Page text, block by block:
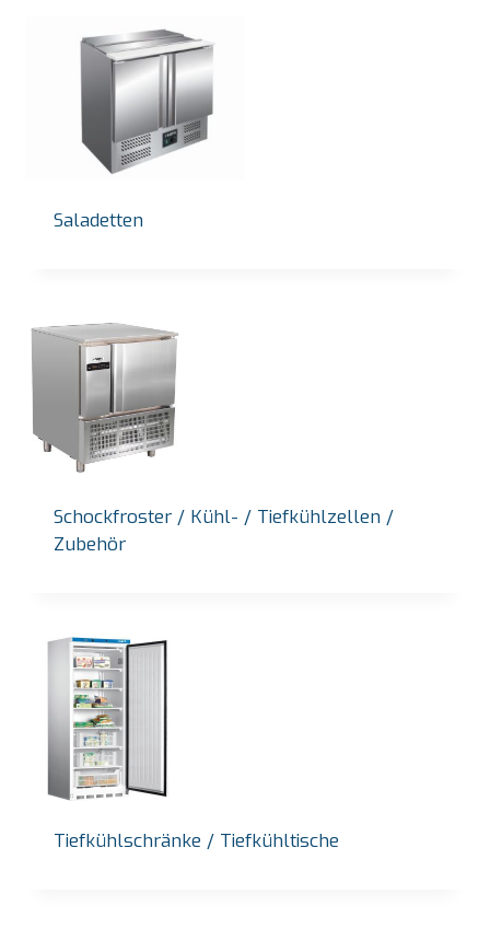
Saladetten
Schockfroster / Kühl- / Tiefkühlzellen /
Zubehör
Tiefkühlschränke / Tiefkühltische